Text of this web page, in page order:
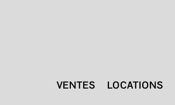
VENTES LOCATIONS